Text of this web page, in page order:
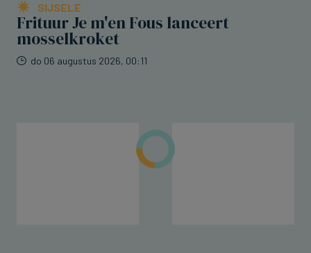
SIJSELE
Frituur Je m'en Fous lanceert
mosselkroket
do 06 augustus 2026, 00:11